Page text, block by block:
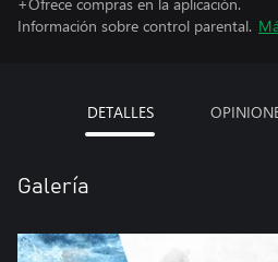
Información sobre control parental.
DETALLES
Galería